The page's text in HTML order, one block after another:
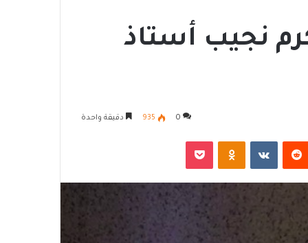
نجيب أستاذ
0
935 دقيقة واحدة